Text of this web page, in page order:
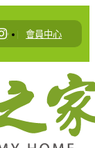
| 會員中心